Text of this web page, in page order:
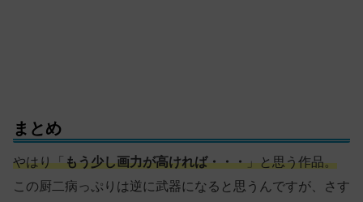
まとめ
やはり「もう少し画力が高ければ・・・」と思う作品。
この厨二病っぷりは逆に武器になると思うんですが、さす